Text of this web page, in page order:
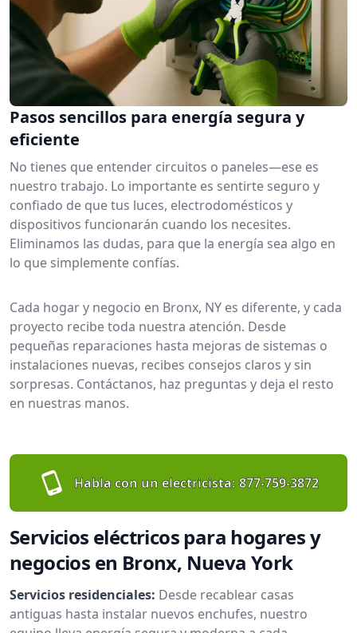
Pasos sencillos para energía segura y
eficiente
No tienes que entender circuitos o paneles—ese es
nuestro trabajo. Lo importante es sentirte seguro y
confiado de que tus luces, electrodomésticos y
dispositivos funcionarán cuando los necesites.
Eliminamos las dudas, para que la energía sea algo en
lo que simplemente confías.
Cada hogar y negocio en Bronx, NY es diferente, y cada
proyecto recibe toda nuestra atención. Desde
pequeñas reparaciones hasta mejoras de sistemas o
instalaciones nuevas, recibes consejos claros y sin
sorpresas. Contáctanos, haz preguntas y deja el resto
en nuestras manos.
Habla con un electricista: 877-759-3872
Servicios eléctricos para hogares y
negocios en Bronx, Nueva York
Servicios residenciales: Desde recablear casas
antiguas hasta instalar nuevos enchufes, nuestro